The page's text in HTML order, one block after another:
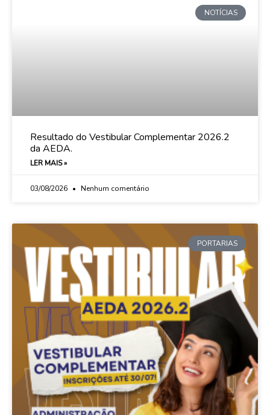
NOTÍCIAS
Resultado do Vestibular Complementar 2026.2
da AEDA.
LER MAIS »
03/08/2026 Nenhum comentário
PORTARIAS